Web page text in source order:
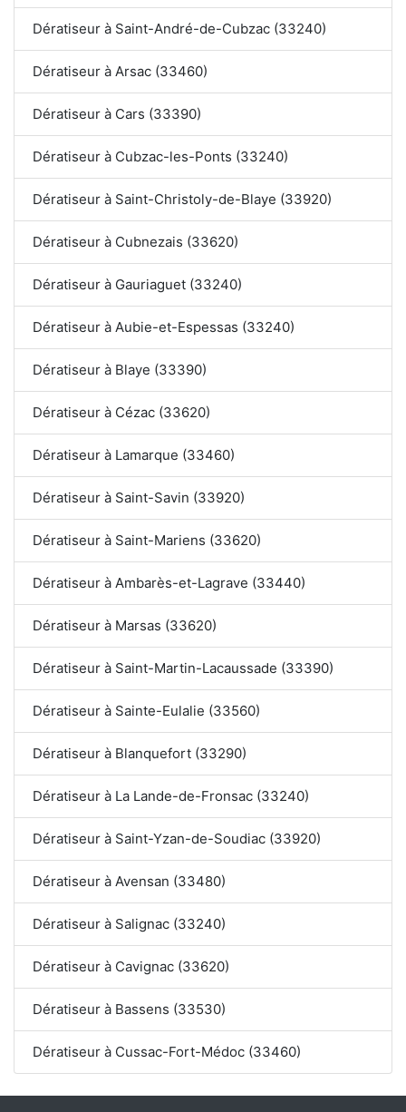
Dératiseur à Saint-André-de-Cubzac (33240)
Dératiseur à Arsac (33460)
Dératiseur à Cars (33390)
Dératiseur à Cubzac-les-Ponts (33240)
Dératiseur à Saint-Christoly-de-Blaye (33920)
Dératiseur à Cubnezais (33620)
Dératiseur à Gauriaguet (33240)
Dératiseur à Aubie-et-Espessas (33240)
Dératiseur à Blaye (33390)
Dératiseur à Cézac (33620)
Dératiseur à Lamarque (33460)
Dératiseur à Saint-Savin (33920)
Dératiseur à Saint-Mariens (33620)
Dératiseur à Ambarès-et-Lagrave (33440)
Dératiseur à Marsas (33620)
Dératiseur à Saint-Martin-Lacaussade (33390)
Dératiseur à Sainte-Eulalie (33560)
Dératiseur à Blanquefort (33290)
Dératiseur à La Lande-de-Fronsac (33240)
Dératiseur à Saint-Yzan-de-Soudiac (33920)
Dératiseur à Avensan (33480)
Dératiseur à Salignac (33240)
Dératiseur à Cavignac (33620)
Dératiseur à Bassens (33530)
Dératiseur à Cussac-Fort-Médoc (33460)